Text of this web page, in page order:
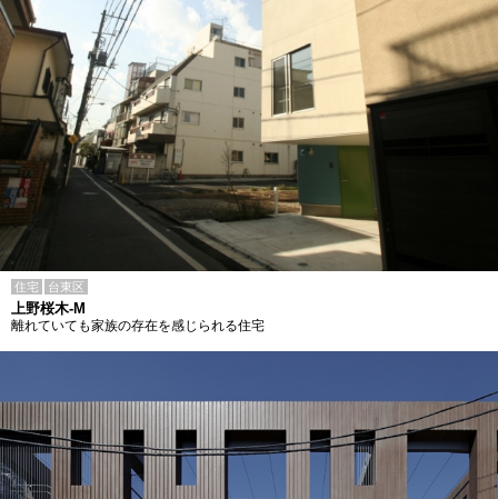
住宅 台東区
上野桜木-M
離れていても家族の存在を感じられる住宅